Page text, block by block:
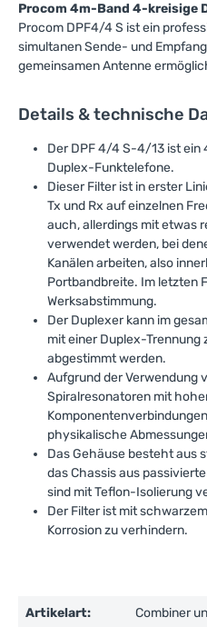
Procom 4m-Band 4-kreisige
Procom DPF4/4 S ist ein
simultanen Sende- und
gemeinsamen Antenne
Details & technische
Der DPF 4/4 S-4/13 ist
Duplex-Funktelefone.
Dieser Filter ist in erster
Tx und Rx auf einzelnen
auch, allerdings mit etwas
verwendet werden, bei
Kanälen arbeiten, also
Portbandbreite. Im letzten
Werksabstimmung.
Der Duplexer kann im
mit einer Duplex-Trennung
abgestimmt werden.
Aufgrund der Verwendung
Spiralresonatoren mit
physikalische
Das Gehäuse besteht aus
das Chassis aus
sind mit Teflon-Isolierung
Der Filter ist mit
Korrosion zu verhindern.
Artikelart: Combiner